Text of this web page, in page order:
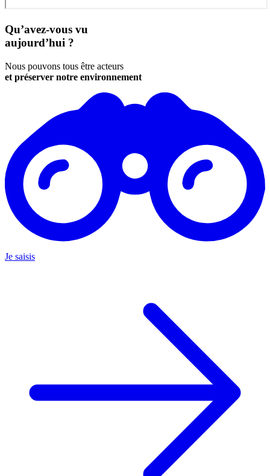
Qu’avez-vous vu
aujourd’hui ?
Nous pouvons tous être acteurs
et préserver notre environnement
Je saisis